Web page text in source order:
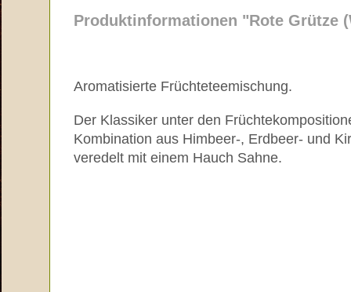
Produktinformationen "Rote Grütze
Aromatisierte Früchteteemischung.
Der Klassiker unter den
Kombination aus Himbeer-, Erdbeer- und
veredelt mit einem Hauch Sahne.